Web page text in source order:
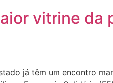
vitrine da
já têm um encontro